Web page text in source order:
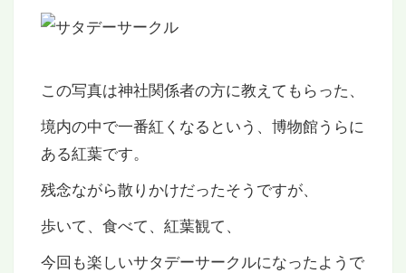
この写真は神社関係者の方に教えてもらった、
境内の中で一番紅くなるという、博物館うらに
ある紅葉です。
残念ながら散りかけだったそうですが、
歩いて、食べて、紅葉観て、
今回も楽しいサタデーサークルになったようで